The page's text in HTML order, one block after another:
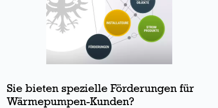
Sie bieten spezielle Förderungen für
Wärmepumpen-Kunden?